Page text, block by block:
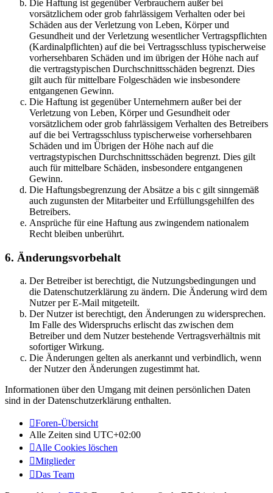
Die Haftung ist gegenüber Verbrauchern außer bei
vorsätzlichem oder grob fahrlässigem Verhalten oder bei
Schäden aus der Verletzung von Leben, Körper und
Gesundheit und der Verletzung wesentlicher Vertragspflichten
(Kardinalpflichten) auf die bei Vertragsschluss typischerweise
vorhersehbaren Schäden und im übrigen der Höhe nach auf
die vertragstypischen Durchschnittsschäden begrenzt. Dies
gilt auch für mittelbare Folgeschäden wie insbesondere
entgangenen Gewinn.
Die Haftung ist gegenüber Unternehmern außer bei der
Verletzung von Leben, Körper und Gesundheit oder
vorsätzlichem oder grob fahrlässigem Verhalten des Betreibers
auf die bei Vertragsschluss typischerweise vorhersehbaren
Schäden und im Übrigen der Höhe nach auf die
vertragstypischen Durchschnittsschäden begrenzt. Dies gilt
auch für mittelbare Schäden, insbesondere entgangenen
Gewinn.
Die Haftungsbegrenzung der Absätze a bis c gilt sinngemäß
auch zugunsten der Mitarbeiter und Erfüllungsgehilfen des
Betreibers.
Ansprüche für eine Haftung aus zwingendem nationalem
Recht bleiben unberührt.
6. Änderungsvorbehalt
Der Betreiber ist berechtigt, die Nutzungsbedingungen und
die Datenschutzerklärung zu ändern. Die Änderung wird dem
Nutzer per E-Mail mitgeteilt.
Der Nutzer ist berechtigt, den Änderungen zu widersprechen.
Im Falle des Widerspruchs erlischt das zwischen dem
Betreiber und dem Nutzer bestehende Vertragsverhältnis mit
sofortiger Wirkung.
Die Änderungen gelten als anerkannt und verbindlich, wenn
der Nutzer den Änderungen zugestimmt hat.
Informationen über den Umgang mit deinen persönlichen Daten
sind in der Datenschutzerklärung enthalten.
Foren-Übersicht
Alle Zeiten sind UTC+02:00
Alle Cookies löschen
Mitglieder
Das Team